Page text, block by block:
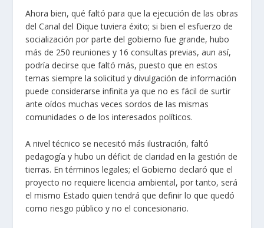
Ahora bien, qué faltó para que la ejecución de las obras
del Canal del Dique tuviera éxito; si bien el esfuerzo de
socialización por parte del gobierno fue grande, hubo
más de 250 reuniones y 16 consultas previas, aun así,
podría decirse que faltó más, puesto que en estos
temas siempre la solicitud y divulgación de información
puede considerarse infinita ya que no es fácil de surtir
ante oídos muchas veces sordos de las mismas
comunidades o de los interesados políticos.
A nivel técnico se necesitó más ilustración, faltó
pedagogía y hubo un déficit de claridad en la gestión de
tierras. En términos legales; el Gobierno declaró que el
proyecto no requiere licencia ambiental, por tanto, será
el mismo Estado quien tendrá que definir lo que quedó
como riesgo público y no el concesionario.